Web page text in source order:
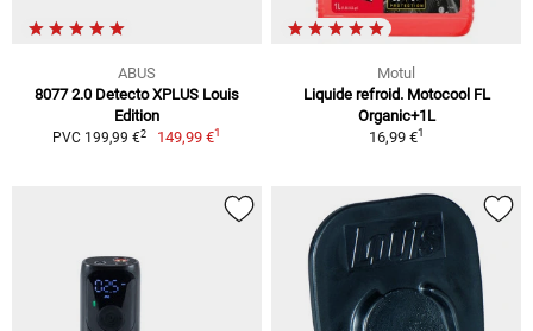
ABUS
8077 2.0 Detecto XPLUS Louis
Edition
PVC 199,99 €2 149,99 €1
Motul
Liquide refroid. Motocool FL
Organic+1L
16,99 €1